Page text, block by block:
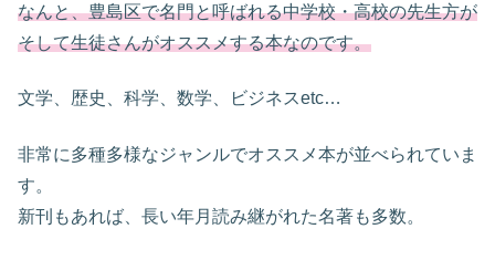
なんと、豊島区で名門と呼ばれる中学校・高校の先生方が
そして生徒さんがオススメする本なのです。
文学、歴史、科学、数学、ビジネスetc…
非常に多種多様なジャンルでオススメ本が並べられていま
す。
新刊もあれば、長い年月読み継がれた名著も多数。